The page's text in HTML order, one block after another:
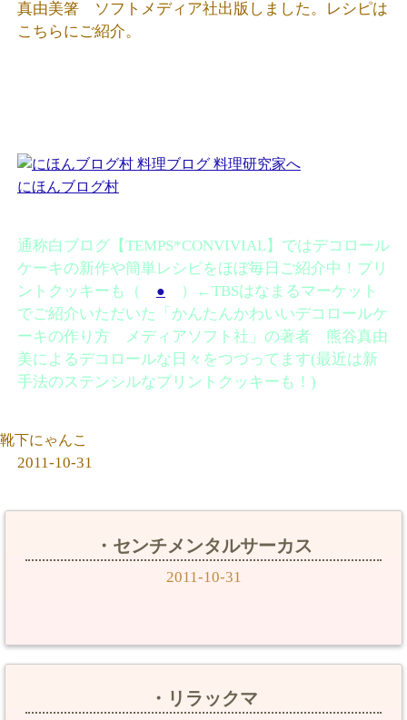
真由美箸 ソフトメディア社出版しました。レシピは
こちらにご紹介。
にほんブログ村
通称白ブログ【TEMPS*CONVIVIAL】ではデコロール
ケーキの新作や簡単レシピをほぼ毎日ご紹介中！プリ
ントクッキーも（
●
）←TBSはなまるマーケット
でご紹介いただいた「かんたんかわいいデコロールケ
ーキの作り方 メディアソフト社」の著者 熊谷真由
美によるデコロールな日々をつづってます(最近は新
手法のステンシルなプリントクッキーも！)
靴下にゃんこ
2011-10-31
・センチメンタルサーカス
2011-10-31
・リラックマ